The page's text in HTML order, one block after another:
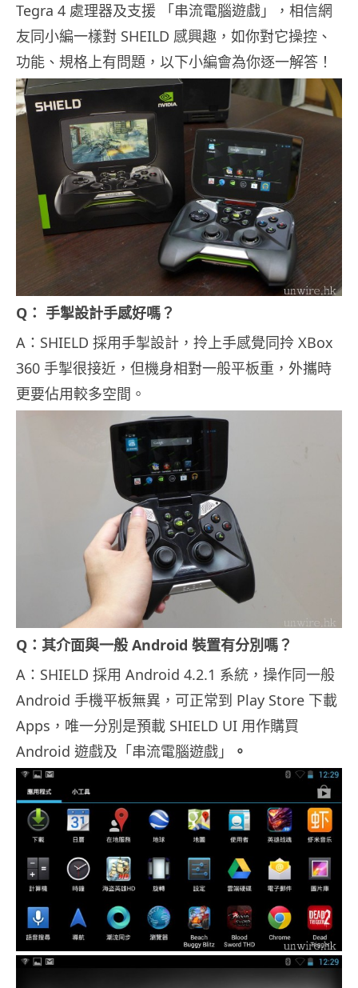
Tegra 4 處理器及支援 「串流電腦遊戲」，相信網
友同小編一樣對 SHEILD 感興趣，如你對它操控、
功能、規格上有問題，以下小編會為你逐一解答！
Q： 手掣設計手感好嗎？
A：SHIELD 採用手掣設計，拎上手感覺同拎 XBox
360 手掣很接近，但機身相對一般平板重，外攜時
更要佔用較多空間。
Q：其介面與一般 Android 裝置有分別嗎？
A：SHIELD 採用 Android 4.2.1 系統，操作同一般
Android 手機平板無異，可正常到 Play Store 下載
Apps，唯一分別是預載 SHIELD UI 用作購買
Android 遊戲及「串流電腦遊戲」
。